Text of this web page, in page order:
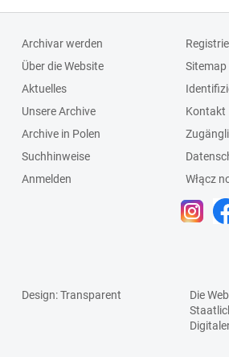
Archivar werden
Über die Website
Aktuelles
Unsere Archive
Archive in Polen
Suchhinweise
Anmelden
Sitemap
Kontakt
Włącz
Design: Transparent
Die